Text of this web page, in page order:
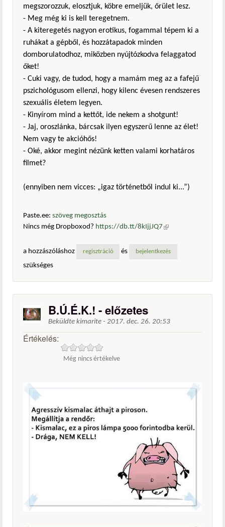
megszorozzuk, elosztjuk, köbre emeljük, őrület lesz.
- Meg még ki is kell teregetnem.
- A kiteregetés nagyon erotikus, fogammal tépem ki a
ruhákat a gépből, és hozzátapadok minden
domborulatodhoz, miközben nyújtózkodva felaggatod
őket!
- Cuki vagy, de tudod, hogy a mamám meg az a fafejű
pszichológusom ellenzi, hogy kilenc évesen rendszeres
szexuális életem legyen.
- Kinyírom mind a kettőt, ide nekem a shotgunt!
- Jaj, oroszlánka, bárcsak ilyen egyszerű lenne az élet!
Nem vagy te akcióhős!
- Oké, akkor megint nézünk ketten valami korhatáros
filmet?
(ennyiben nem vicces: „igaz történetből indul ki...”)
Paste.ee: szöveg megosztás
Nincs még Dropboxod? https://db.tt/8kIjjJQ7 (külső
a hozzászóláshoz
regisztráció és bejelentkezés
szükséges
B.Ú.É.K.! - előzetes
Beküldte kimarite - 2017. dec. 26. 20:53
Értékelés:
Még nincs értékelve